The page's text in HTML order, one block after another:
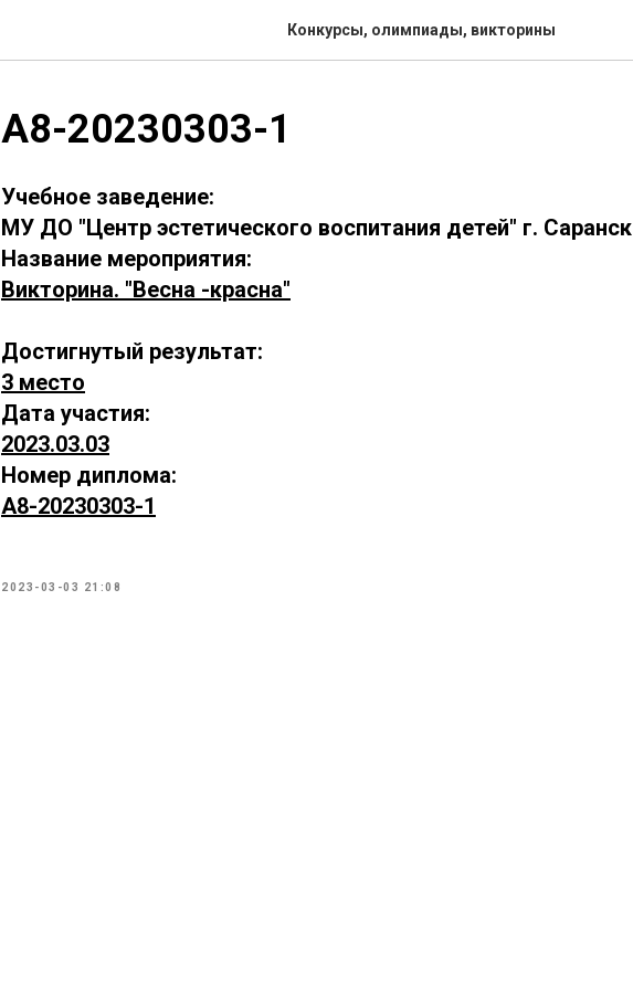
Конкурсы, олимпиады, викторины
А8-20230303-1
Учебное заведение:
МУ ДО "Центр эстетического воспитания детей" г. Саранск
Название мероприятия:
Викторина. "Весна -красна"
Достигнутый результат:
3 место
Дата участия:
2023.03.03
Номер диплома:
А8-20230303-1
2023-03-03 21:08